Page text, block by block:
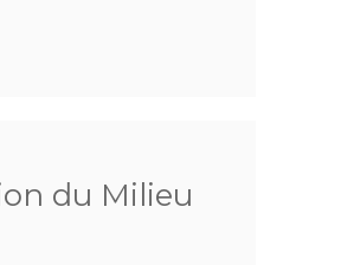
du Milieu